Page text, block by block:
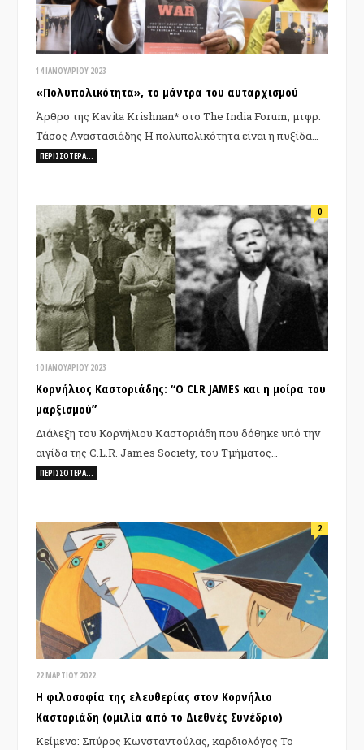
14 ΙΑΝΟΥΑΡΊΟΥ 2023
«Πολυπολικότητα», το μάντρα του αυταρχισμού
Άρθρο της Kavita Krishnan* στο The India Forum, μτφρ.
Τάσος Αναστασιάδης Η πολυπολικότητα είναι η πυξίδα…
ΠΕΡΙΣΣΌΤΕΡΑ…
10 ΙΑΝΟΥΑΡΊΟΥ 2023
0
Κορνήλιος Καστοριάδης: “Ο CLR JAMES και η μοίρα του
μαρξισμού”
Διάλεξη του Κορνήλιου Καστοριάδη που δόθηκε υπό την
αιγίδα της C.L.R. James Society, του Τμήματος…
ΠΕΡΙΣΣΌΤΕΡΑ…
22 ΜΑΡΤΊΟΥ 2022
2
Η φιλοσοφία της ελευθερίας στον Κορνήλιο
Καστοριάδη (ομιλία από το Διεθνές Συνέδριο)
Κείμενο: Σπύρος Κωνσταντούλας, καρδιολόγος Το